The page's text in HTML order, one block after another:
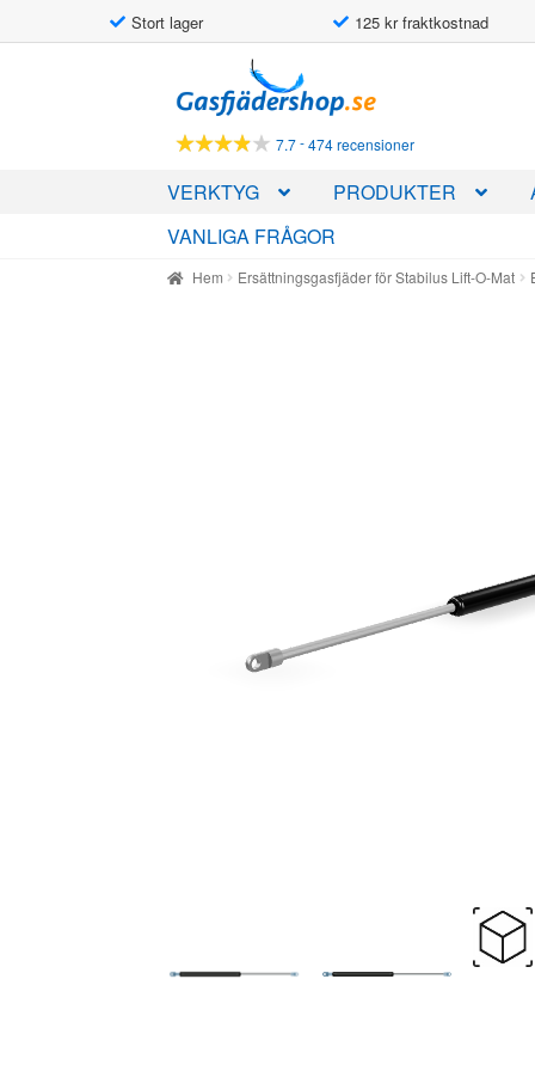
Stort lager 125 kr fraktkostnad
till
navigering
till
innehåll
7.7-474 recensioner
VERKTYG PRODUKTER
VANLIGA FRÅGOR
Hem Ersättningsgasfjäder för Stabilus Lift-O-Mat